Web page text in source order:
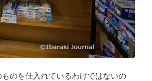
のを仕入れているわけではないの